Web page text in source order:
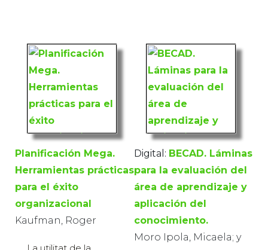
Planificación Mega.
Herramientas prácticas
para el éxito
organizacional
Kaufman, Roger
Digital: BECAD. Láminas
para la evaluación del
área de aprendizaje y
aplicación del
conocimiento.
Moro Ipola, Micaela; y